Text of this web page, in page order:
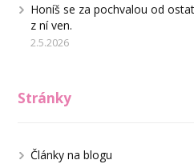
Honíš se za pochvalou od
z ní ven.
2.5.2026
Stránky
Články na blogu